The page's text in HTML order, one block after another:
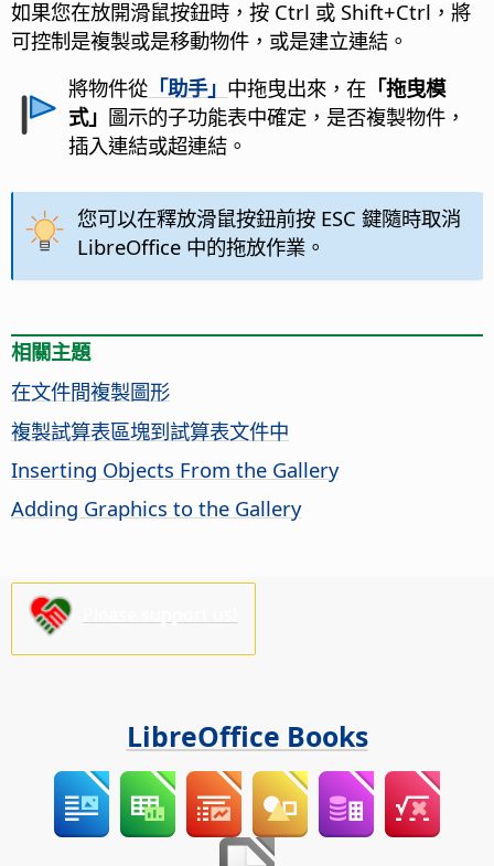
如果您在放開滑鼠按鈕時，按 Ctrl 或 Shift+Ctrl ，將
可控制是複製或是移動物件，或是建立連結。
將物件從 「助手」 中拖曳出來，在 「拖曳模
式」 圖示的子功能表中確定，是否複製物件，
插入連結或超連結。
您可以在釋放滑鼠按鈕前按 ESC 鍵隨時取消
LibreOffice 中的拖放作業。
相關主題
在文件間複製圖形
複製試算表區塊到試算表文件中
Inserting Objects From the Gallery
Adding Graphics to the Gallery
LibreOffice Books